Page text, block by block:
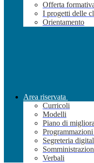
Offerta
I progetti delle
Orientamento
Area riservata
Curricoli
Modelli
Piano di
Segreteria
Verbali